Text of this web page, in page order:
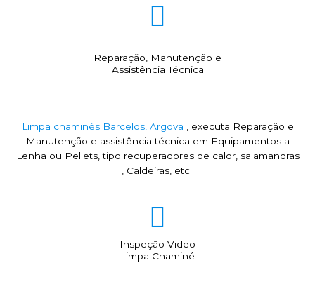
Reparação, Manutenção e
Assistência Técnica
Limpa chaminés Barcelos, Argova , executa Reparação e
Manutenção e assistência técnica em Equipamentos a
Lenha ou Pellets, tipo recuperadores de calor, salamandras
, Caldeiras, etc..
Inspeção Video
Limpa Chaminé